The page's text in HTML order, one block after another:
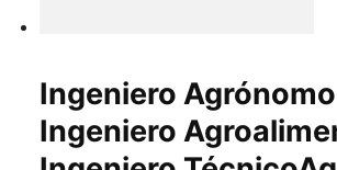
Ingeniero
Ingeniero